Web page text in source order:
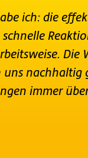
ich: die
Die
nachhaltig
immer